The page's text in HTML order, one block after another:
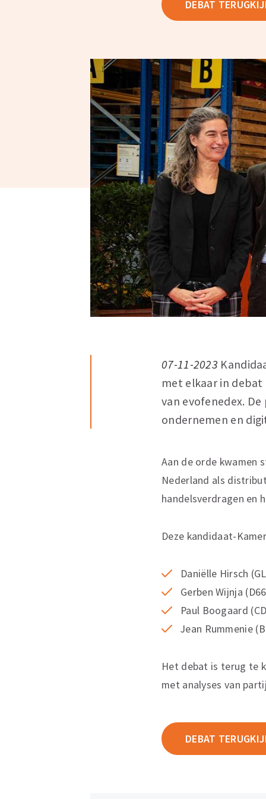
DEBAT
07-11-2023
met elkaar in
van evofenedex.
ondernemen en
Aan de orde kwamen
Nederland als
handelsverdragen en
Deze kandidaat-
Daniëlle Hirsch
Gerben Wijnja
Paul Boogaard
Jean Rummenie
Het debat is terug te
met analyses van
DEBAT